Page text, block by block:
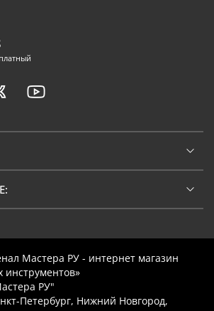
Мастера РУ - интернет магазин
инструментов»
РУ"
Петербург, Нижний Новгород,